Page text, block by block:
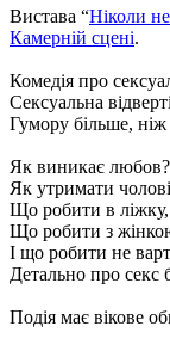
Вистава “Ніколи
Камерній сцені.
Комедія про
Сексуальна
Гумору більше,
Як виникає любов?
Як утримати
Що робити в
Що робити з
І що робити не
Детально про секс
Подія має вікове